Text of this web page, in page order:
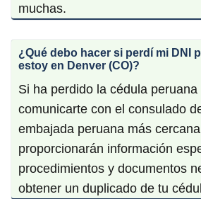
muchas.
¿Qué debo hacer si perdí mi DNI
estoy en Denver (CO)?
Si ha perdido la cédula peruana
comunicarte con el consulado
embajada peruana más
proporcionarán información
procedimientos y documentos
obtener un duplicado de tu